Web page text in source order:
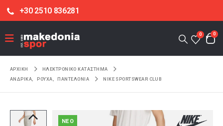
+30 2510 836281
0 0
ΑΡΧΙΚΉ
ΗΛΕΚΤΡΟΝΙΚΌ ΚΑΤΆΣΤΗΜΑ
ΑΝΔΡΙΚΑ
ΡΟΥΧΑ ΠΑΝΤΕΛΟΝΙΑ NIKE SPORTSWEAR CLUB
NEO